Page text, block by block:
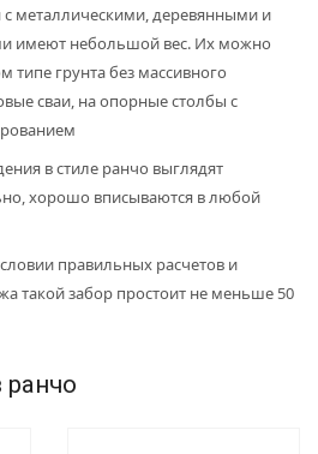
металлическими, деревянными и
имеют небольшой вес. Их можно
типе грунта без массивного
сваи, на опорные столбы с
в стиле ранчо выглядят
хорошо вписываются в любой
правильных расчетов и
такой забор простоит не меньше 50
ранчо